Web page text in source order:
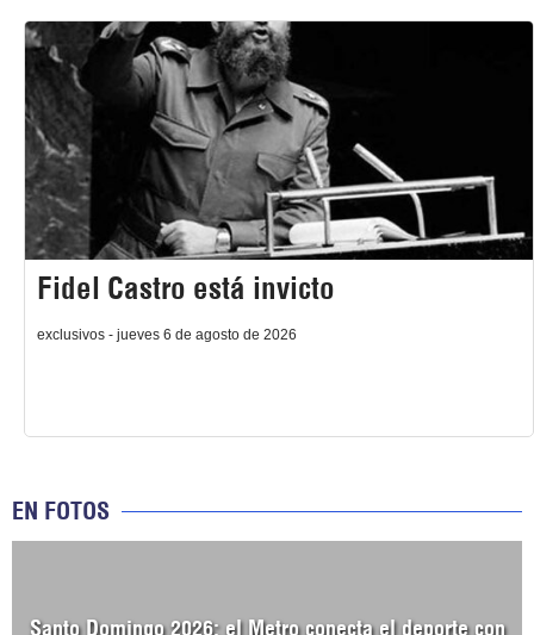
Fidel Castro está invicto
exclusivos - jueves 6 de agosto de 2026
EN FOTOS
Santo Domingo 2026: el Metro conecta el deporte con